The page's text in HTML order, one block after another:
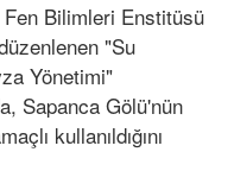
Bilimleri Enstitüsü
"Su
Yönetimi"
Sapanca Gölü'nün
kullanıldığını